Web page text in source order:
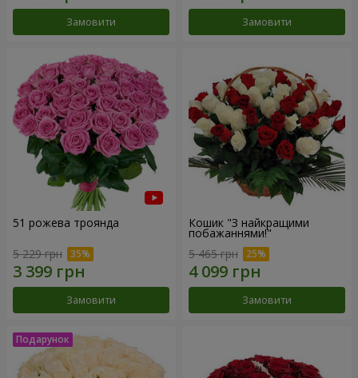
Замовити Замовити
51 рожева троянда
5 229 грн
Замовити
Кошик "З найкращими
побажаннями!"
5 465 грн
Замовити